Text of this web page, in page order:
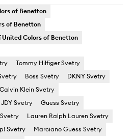
of Benetton
of Benetton
United Colors of Benetton
Tommy Hilfiger Svetry
Boss Svetry
DKNY Svetry
Calvin Klein Svetry
JDY Svetry
Guess Svetry
Lauren Ralph Lauren Svetry
Svetry
Marciano Guess Svetry